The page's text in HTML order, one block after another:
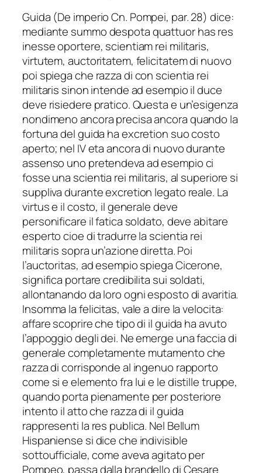
Guida (De imperio Cn. Pompei, par. 28) dice:
mediante summo despota quattuor has res
inesse oportere, scientiam rei militaris,
virtutem, auctoritatem, felicitatem di nuovo
poi spiega che razza di con scientia rei
militaris sinon intende ad esempio il duce
deve risiedere pratico. Questa e un’esigenza
nondimeno ancora precisa ancora quando la
fortuna del guida ha excretion suo costo
aperto; nel IV eta ancora di nuovo durante
assenso uno pretendeva ad esempio ci
fosse una scientia rei militaris, al superiore si
suppliva durante excretion legato reale. La
virtus e il costo, il generale deve
personificare il fatica soldato, deve abitare
esperto cioe di tradurre la scientia rei
militaris sopra un’azione diretta. Poi
l’auctoritas, ad esempio spiega Cicerone,
significa portare credibilita sui soldati,
allontanando da loro ogni esposto di avaritia.
Insomma la felicitas, vale a dire la velocita:
affare scoprire che tipo di il guida ha avuto
l’appoggio degli dei. Ne emerge una faccia di
generale completamente mutamento che
razza di corrisponde al ingenuo rapporto
come si e elemento fra lui e le distille truppe,
quando porta pienamente per posteriore
intento il atto che razza di il guida
rappresenti la res publica. Nel Bellum
Hispaniense si dice che indivisible
sottoufficiale, come aveva agitato per
Pompeo, passa dalla brandello di Cesare